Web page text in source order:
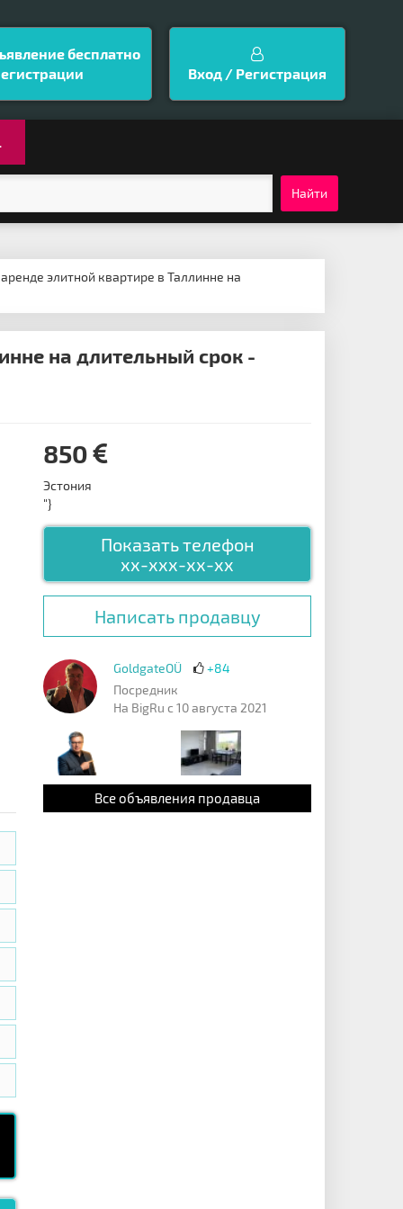
бесплатно
Вход / Регистрация
Найти
элитной квартире в Таллинне на
на длительный срок -
850
Эстония
"}
Показать телефон
xx-xxx-xx-xx
Написать продавцу
GoldgateOÜ
+84
Посредник
На BigRu с 10 августа 2021
Все объявления продавца